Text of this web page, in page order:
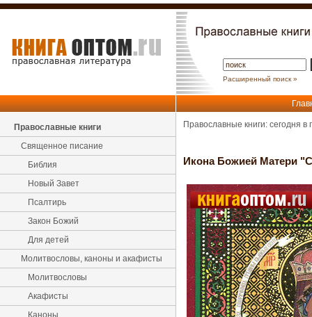
Расширенный поиск »
Православные книги
Священное писание
Библия
Новый Завет
Псалтирь
Закон Божий
Для детей
Молитвословы, каноны и акафисты
Молитвословы
Акафисты
Каноны
Православные книги: сегодня
Икона Божией Матери